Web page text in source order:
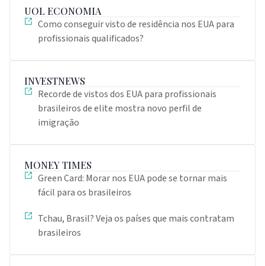
UOL ECONOMIA
Como conseguir visto de residência nos EUA para
profissionais qualificados?
INVESTNEWS
Recorde de vistos dos EUA para profissionais
brasileiros de elite mostra novo perfil de
imigração
MONEY TIMES
Green Card: Morar nos EUA pode se tornar mais
fácil para os brasileiros
Tchau, Brasil? Veja os países que mais contratam
brasileiros